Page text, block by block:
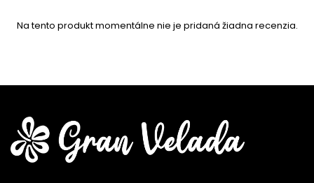
Na tento produkt momentálne nie je pridaná žiadna recenzia.